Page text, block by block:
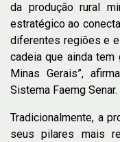
da produção rural
estratégico ao
diferentes regiões e
cadeia que ainda
Minas Gerais”,
Sistema Faemg Senar.
Tradicionalmente, a
seus pilares mais